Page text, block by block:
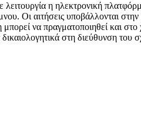
λειτουργία η ηλεκτρονική
Οι αιτήσεις υποβάλλονται
να πραγματοποιηθεί και
στη διεύθυνση του